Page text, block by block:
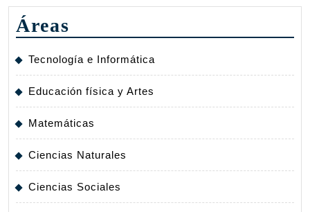
Áreas
Tecnología e Informática
Educación física y Artes
Matemáticas
Ciencias Naturales
Ciencias Sociales